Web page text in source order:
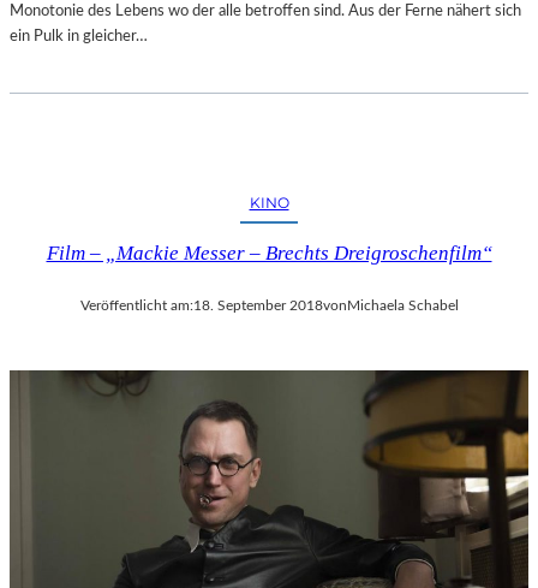
Monotonie des Lebens wo der alle betroffen sind. Aus der Ferne nähert sich
ein Pulk in gleicher…
KINO
Film – „Mackie Messer – Brechts Dreigroschenfilm“
Veröffentlicht am:18. September 2018vonMichaela Schabel